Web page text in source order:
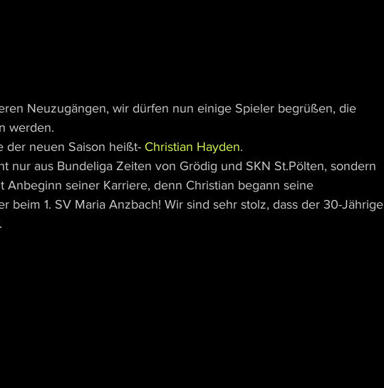
Neuzugängen, wir dürfen nun einige Spieler begrüßen, die
werden.
der neuen Saison heißt- Christian Hayden.
nur aus Bundeliga Zeiten von Grödig und SKN St.Pölten, sondern
Anbeginn seiner Karriere, denn Christian begann seine
beim 1. SV Maria Anzbach! Wir sind sehr stolz, dass der 30-Jährige